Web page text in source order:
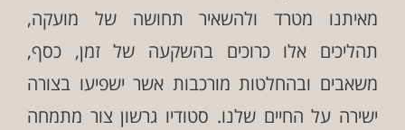
מאיתנו מטרד ולהשאיר תחושה של מועקה,
תהליכים אלו כרוכים בהשקעה של זמן, כסף,
משאבים ובהחלטות מורכבות אשר ישפיעו בצורה
ישירה על החיים שלנו. סטודיו גרשון צור מתמחה